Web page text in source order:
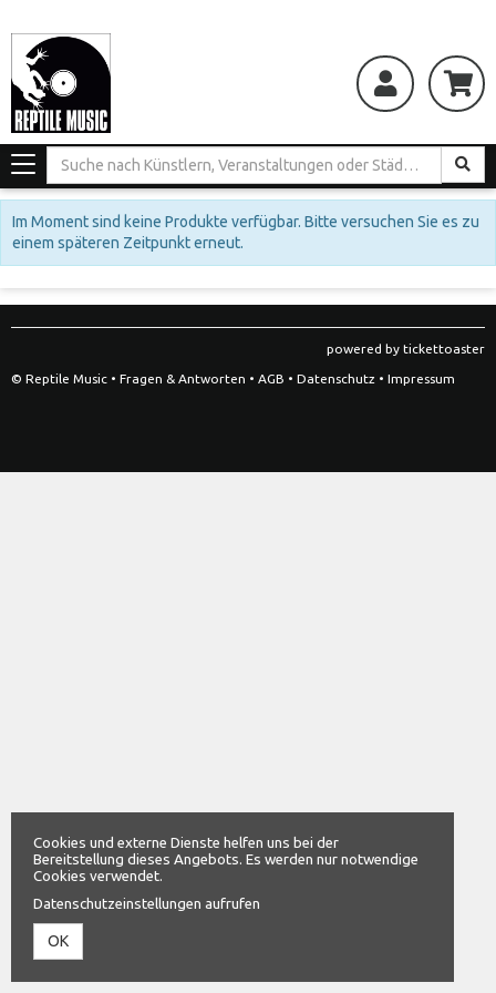
Toggle
navigation
Im Moment sind keine Produkte verfügbar. Bitte versuchen Sie es zu
einem späteren Zeitpunkt erneut.
powered by tickettoaster
© Reptile Music • Fragen & Antworten • AGB • Datenschutz • Impressum
Cookies und externe Dienste helfen uns bei der
Bereitstellung dieses Angebots. Es werden nur notwendige
Cookies verwendet.
Datenschutzeinstellungen aufrufen
OK